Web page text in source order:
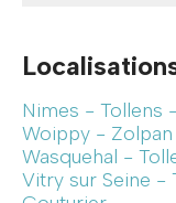
Nimes - Tollens
Woippy -
Wasquehal -
Vitry sur Seine -